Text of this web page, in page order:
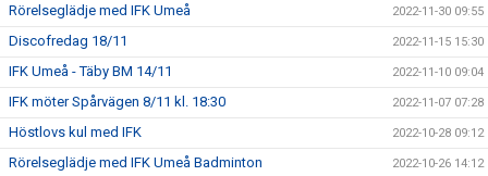
Rörelseglädje med IFK Umeå 2022-11-30 09:55
Discofredag 18/11 2022-11-15 15:30
IFK Umeå - Täby BM 14/11 2022-11-10 09:04
IFK möter Spårvägen 8/11 kl. 18:30 2022-11-07 07:28
Höstlovs kul med IFK 2022-10-28 09:12
Rörelseglädje med IFK Umeå Badminton 2022-10-26 14:12